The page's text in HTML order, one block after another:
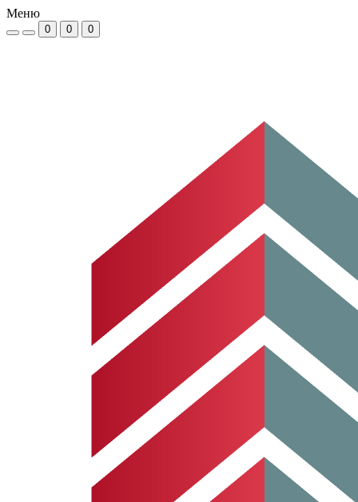
Меню
0 0 0